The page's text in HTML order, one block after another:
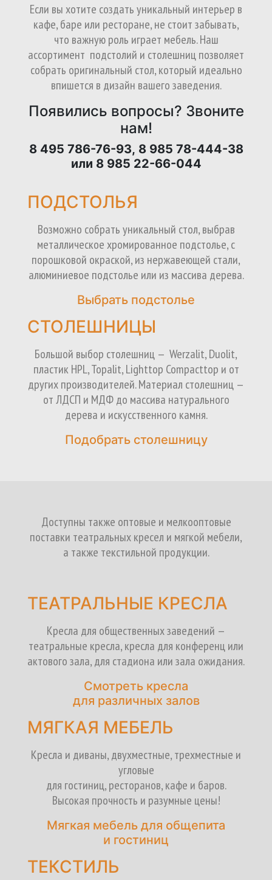
Если вы хотите создать уникальный интерьер в
кафе, баре или ресторане, не стоит забывать,
что важную роль играет мебель. Наш
ассортимент подстолий и столешниц позволяет
собрать оригинальный стол, который идеально
впишется в дизайн вашего заведения.
Появились вопросы? Звоните
нам!
8 495 786-76-93, 8 985 78-444-38
или 8 985 22-66-044
ПОДСТОЛЬЯ
Возможно собрать уникальный стол, выбрав
металлическое хромированное подстолье, с
порошковой окраской, из нержавеющей стали,
алюминиевое подстолье или из массива дерева.
Выбрать подстолье
СТОЛЕШНИЦЫ
Большой выбор столешниц — Werzalit, Duolit,
пластик HPL, Topalit, Lighttop Compacttop и от
других производителей. Материал столешниц —
от ЛДСП и МДФ до массива натурального
дерева и искусственного камня.
Подобрать столешницу
Доступны также оптовые и мелкооптовые
поставки театральных кресел и мягкой мебели,
а также текстильной продукции.
ТЕАТРАЛЬНЫЕ КРЕСЛА
Кресла для общественных заведений —
театральные кресла, кресла для конференц или
актового зала, для стадиона или зала ожидания.
Смотреть кресла
для различных залов
МЯГКАЯ МЕБЕЛЬ
Кресла и диваны, двухместные, трехместные и
угловые
для гостиниц, ресторанов, кафе и баров.
Высокая прочность и разумные цены!
Мягкая мебель для общепита
и гостиниц
ТЕКСТИЛЬ